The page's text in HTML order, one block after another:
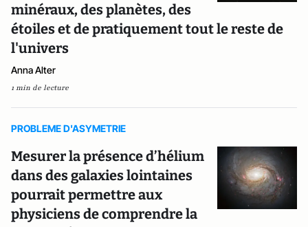
minéraux, des planètes, des
étoiles et de pratiquement tout le reste de
l'univers
Anna Alter
1 min de lecture
PROBLEME D'ASYMETRIE
Mesurer la présence d’hélium
dans des galaxies lointaines
pourrait permettre aux
physiciens de comprendre la